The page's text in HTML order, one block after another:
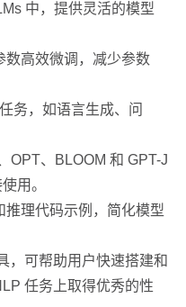
中，提供灵活的模型
数高效微调，减少参数
务，如语言生成、问
OPT、BLOOM 和 GPT-J
用。
推理代码示例，简化模型
，可帮助用户快速搭建和
任务上取得优秀的性